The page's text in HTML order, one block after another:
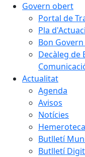
Govern obert
Portal de
Pla
Bon
Decàleg de
Actualitat
Agenda
Avisos
Notícies
Hemeroteca
Butlletí
Butlletí